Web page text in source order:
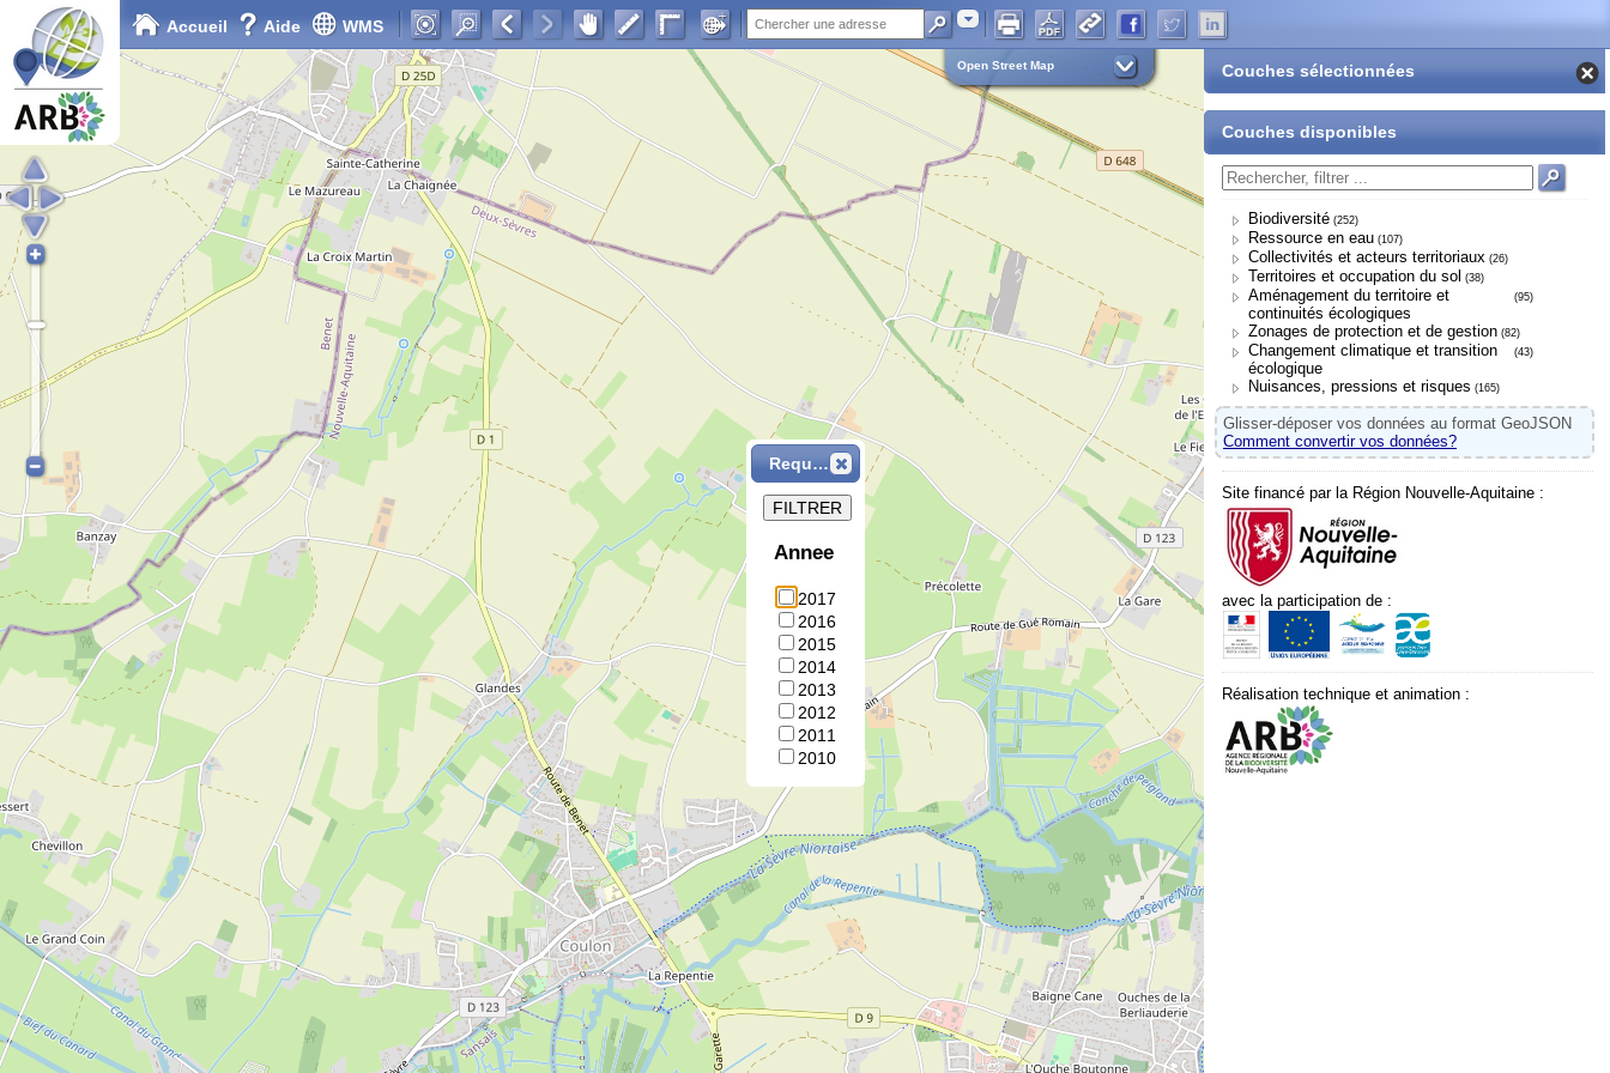
Accueil Aide WMS Adresse
Open Street Map Couches sélectionnées
Couches disponibles
Biodiversité (252)
Ressource en eau (107)
Collectivités et acteurs territoriaux (26)
Territoires et occupation du sol (38)
Aménagement du territoire et
continuités écologiques
(95)
Zonages de protection et de gestion (82)
Changement climatique et transition
écologique
(43)
Nuisances, pressions et risques (165)
Glisser-déposer vos données au format GeoJSON
Comment convertir vos données?
Site financé par la Région Nouvelle-Aquitaine :
avec la participation de :
Réalisation technique et animation :
Requête
Annee
2017
2016
2015
2014
2013
2012
2011
2010
FILTRER